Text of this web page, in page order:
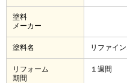
塗料
メーカー
塗料名 リファイ
リフォーム
期間
１週間